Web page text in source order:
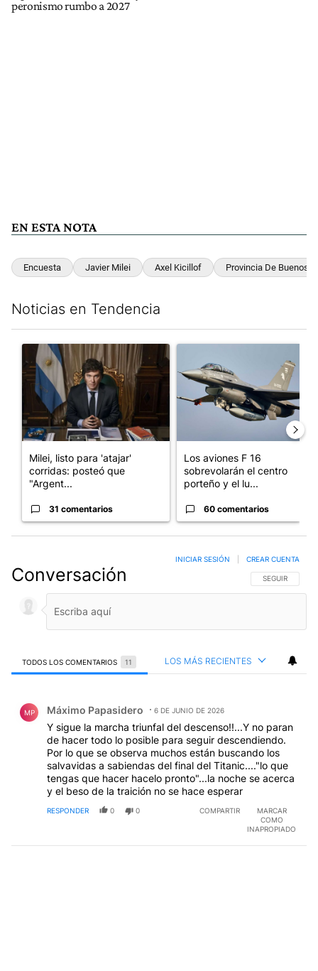
peronismo rumbo a 2027
EN ESTA NOTA
Encuesta Javier Milei Axel Kicillof Provincia De Buenos
Noticias en Tendencia
Un artículo de tendencia con el título "Milei, listo para 'atajar'
Milei, listo para 'atajar'
corridas: posteó que
"Argent...
31 comentarios
Los aviones F 16
sobrevolarán el centro
porteño y el lu...
60 comentarios
Conversación SIGA ESTA
SEGUIR
INICIAR SESIÓN CREAR CUENTA
TODOS LOS COMENTARIOS 11 LOS MÁS RECIENTES
MP Máximo Papasidero 6 DE JUNIO DE 2026
Y sigue la marcha triunfal del descenso!!...Y no paran
de hacer todo lo posible para seguir descendiendo.
Por lo que se observa muchos están buscando los
salvavidas a sabiendas del final del Titanic...."lo que
tengas que hacer hacelo pronto"...la noche se acerca
y el beso de la traición no se hace esperar
RESPONDER 0 0 COMPARTIR
MARCAR
COMO
INAPROPIADO